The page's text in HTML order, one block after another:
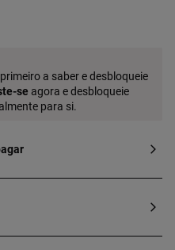
a saber e desbloqueie
se agora e desbloqueie
para si.